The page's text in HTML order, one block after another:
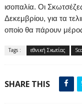
ισοπαλία. Οι
Δεκεμβρίου, για τα
οποίο θα πάρουν
Tags : εθνική Σκωτίας
SHARE THIS